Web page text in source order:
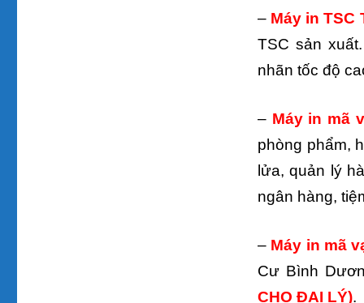
– Máy in TSC
TSC sản
nhãn tốc độ
– Máy in mã
phòng phẩm,
lửa, quản lý
ngân hàng,
– Máy in mã
Cư Bình
CHO ĐẠI LÝ).